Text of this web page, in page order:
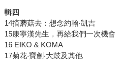
輯四
14摘蘑菇去：想念約翰‧凱吉
15康寧漢先生，再給我們一次機會
16 EIKO & KOMA
17菊花‧寶劍‧大鼓及其他